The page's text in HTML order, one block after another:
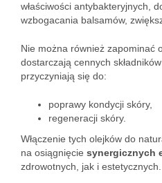
właściwości antybakteryjnych,
wzbogacania balsamów,
Nie można również zapominać
dostarczają cennych
przyczyniają się do:
poprawy kondycji skóry,
regeneracji skóry.
Włączenie tych olejków do
na osiągnięcie synergicznych
zdrowotnych, jak i estetycznych.